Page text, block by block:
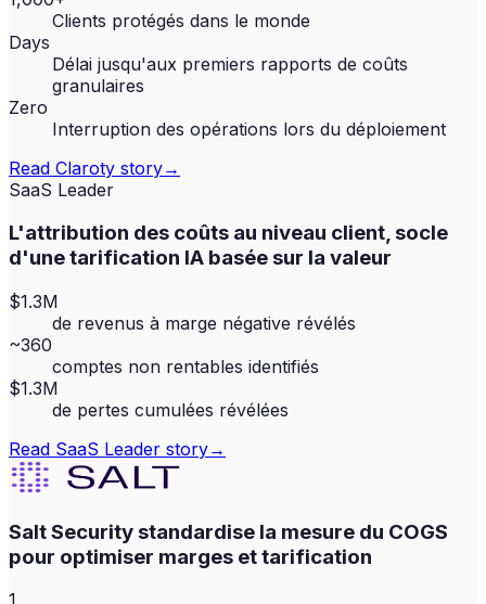
Clients protégés dans le monde
Days
Délai jusqu'aux premiers rapports de coûts
granulaires
Zero
Interruption des opérations lors du déploiement
Read Claroty story→
SaaS Leader
L'attribution des coûts au niveau client, socle
d'une tarification IA basée sur la valeur
$1.3M
de revenus à marge négative révélés
~360
comptes non rentables identifiés
$1.3M
de pertes cumulées révélées
Read SaaS Leader story→
Salt Security standardise la mesure du COGS
pour optimiser marges et tarification